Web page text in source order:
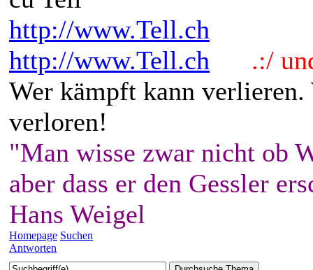
http://www.Tell.ch
http://www.Tell.ch
.:/
Wer kämpft kann
verloren!
"Man wisse zwar nicht ob
aber dass er den Gessler
Hans Weigel
Homepage Suchen
Antworten